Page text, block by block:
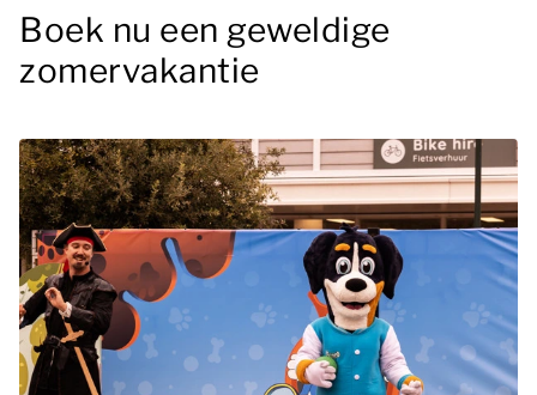
Boek nu een geweldige
zomervakantie